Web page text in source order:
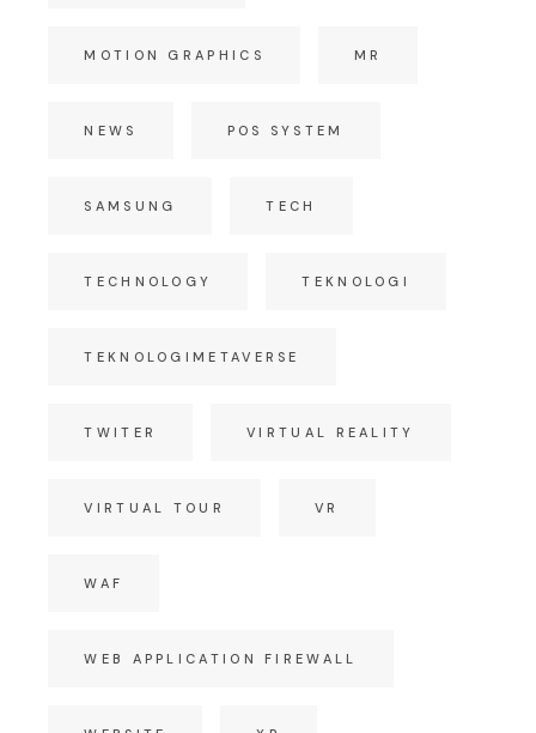
MOTION GRAPHICS MR
NEWS POS SYSTEM
SAMSUNG TECH
TECHNOLOGY TEKNOLOGI
TEKNOLOGIMETAVERSE
TWITER VIRTUAL REALITY
VIRTUAL TOUR VR
WAF
WEB APPLICATION FIREWALL